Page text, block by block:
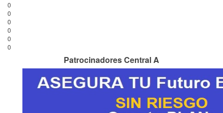
0
0
0
0
0
0
Patrocinadores Central A